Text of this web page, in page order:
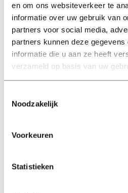
en om ons websiteverkeer te
informatie over uw gebruik van
partners voor social media,
partners kunnen deze
informatie die u aan ze heeft
verzameld op basis van uw
Noodzakelijk
Voorkeuren
Statistieken
De Nijmeegse Radboud
advies van een commissie de
samenwerkingsverbanden met
partneruniversiteiten Tel Aviv
University op te schorten.